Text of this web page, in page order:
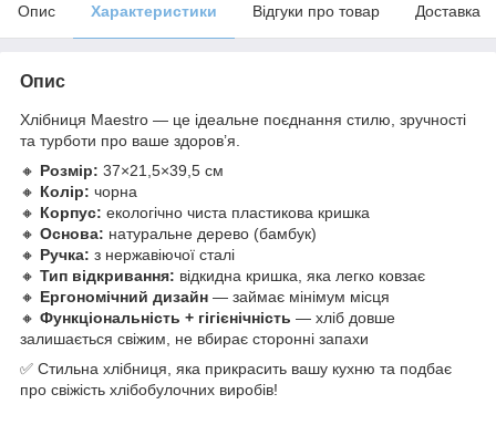
Опис Характеристики Відгуки про товар Доставка
Опис
Хлібниця Maestro — це ідеальне поєднання стилю, зручності
та турботи про ваше здоров’я.
🔸 Розмір: 37×21,5×39,5 см
🔸 Колір: чорна
🔸 Корпус: екологічно чиста пластикова кришка
🔸 Основа: натуральне дерево (бамбук)
🔸 Ручка: з нержавіючої сталі
🔸 Тип відкривання: відкидна кришка, яка легко ковзає
🔸 Ергономічний дизайн — займає мінімум місця
🔸 Функціональність + гігієнічність — хліб довше
залишається свіжим, не вбирає сторонні запахи
✅ Стильна хлібниця, яка прикрасить вашу кухню та подбає
про свіжість хлібобулочних виробів!